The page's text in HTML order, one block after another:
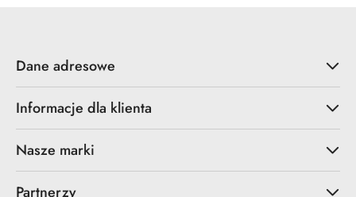
Dane adresowe
Informacje dla klienta
Nasze marki
Partnerzy